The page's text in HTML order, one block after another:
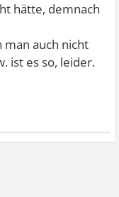
hätte, demnach
auch nicht
ist es so, leider.